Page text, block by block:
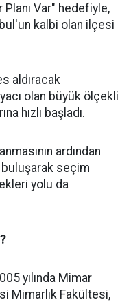
Var" hedefiyle,
kalbi olan ilçesi
aldıracak
olan büyük ölçekli
hızlı başladı.
ardından
buluşarak seçim
yolu da
yılında Mimar
Mimarlık Fakültesi,